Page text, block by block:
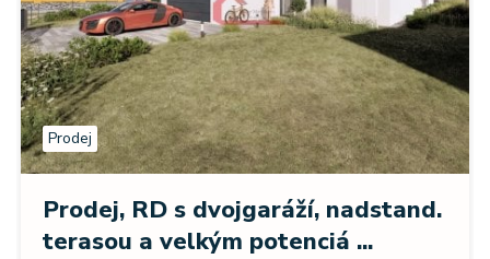
Prodej
Prodej, RD s dvojgaráží, nadstand.
terasou a velkým potenciá ...